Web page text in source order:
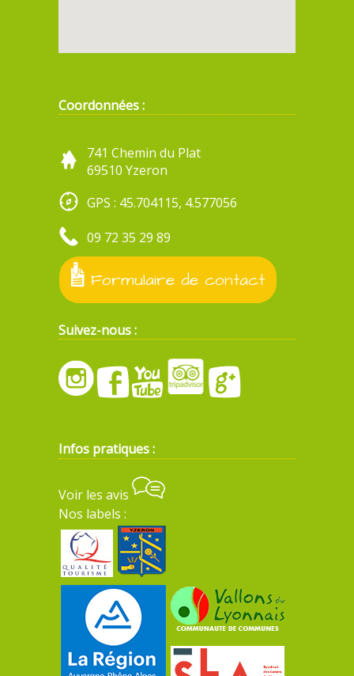
Coordonnées :
741 Chemin du Plat
69510 Yzeron
GPS : 45.704115, 4.577056
09 72 35 29 89
Formulaire de contact
Suivez-nous :
Infos pratiques :
Voir les avis
Nos labels :